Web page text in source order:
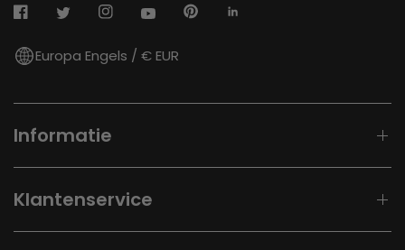
Europa Engels / € EUR
Informatie
Klantenservice